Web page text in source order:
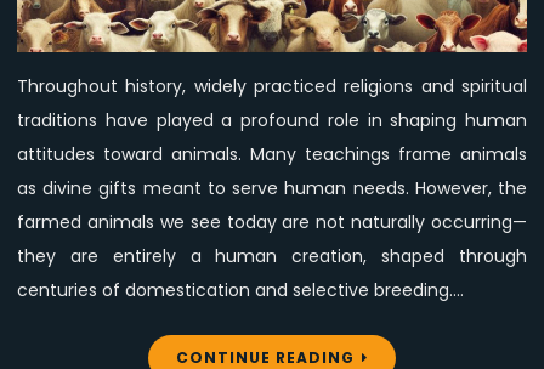
Throughout history, widely practiced religions and spiritual
traditions have played a profound role in shaping human
attitudes toward animals. Many teachings frame animals
as divine gifts meant to serve human needs. However, the
farmed animals we see today are not naturally occurring—
they are entirely a human creation, shaped through
centuries of domestication and selective breeding.…
CONTINUE READING